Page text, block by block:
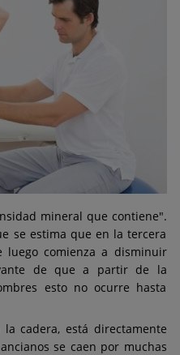
mineral que contiene".
se estima que en la tercera
luego comienza a disminuir
de que a partir de la
esto no ocurre hasta
cadera, está directamente
se caen por muchas